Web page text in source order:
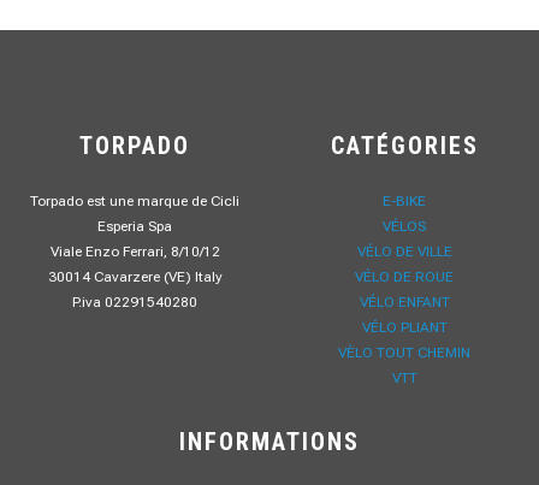
TORPADO
Torpado est une marque de Cicli
Esperia Spa
Viale Enzo Ferrari, 8/10/12
30014 Cavarzere (VE) Italy
P.iva 02291540280
CATÉGORIES
E-BIKE
VÉLOS
VÉLO DE VILLE
VÉLO DE ROUE
VÉLO ENFANT
VÉLO PLIANT
VÈLO TOUT CHEMIN
VTT
INFORMATIONS